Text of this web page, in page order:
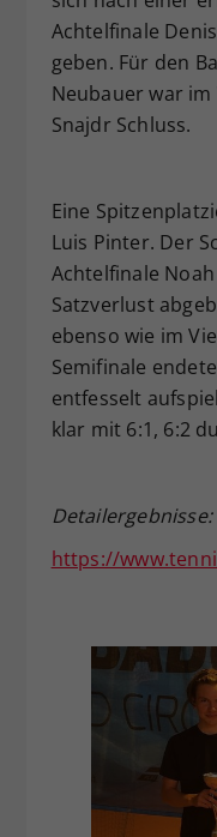
Achtelfinale
geben. Für den
Neubauer war
Snajdr Schluss.
Eine
Luis Pinter. Der
Achtelfinale
Satzverlust
ebenso wie im
Semifinale
entfesselt
klar mit 6:1, 6:2
Detailergebnisse:
https://